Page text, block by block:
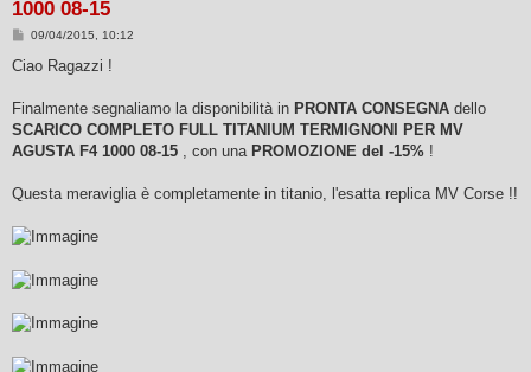
1000 08-15
M
s
g
i
o
09/04/2015, 10:12
Ciao Ragazzi !
Finalmente segnaliamo la disponibilità in PRONTA CONSEGNA dello
SCARICO COMPLETO FULL TITANIUM TERMIGNONI PER MV
AGUSTA F4 1000 08-15 , con una PROMOZIONE del -15% !
Questa meraviglia è completamente in titanio, l'esatta replica MV Corse !!